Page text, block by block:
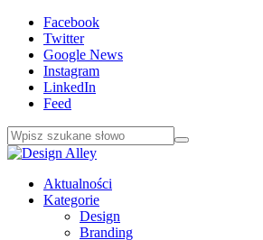
Facebook
Twitter
Google News
Instagram
LinkedIn
Feed
Aktualności
Kategorie
Design
Branding